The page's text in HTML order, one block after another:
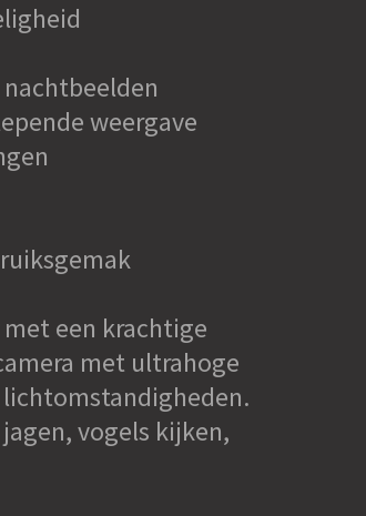
weergave
een krachtige
met ultrahoge
vogels kijken,